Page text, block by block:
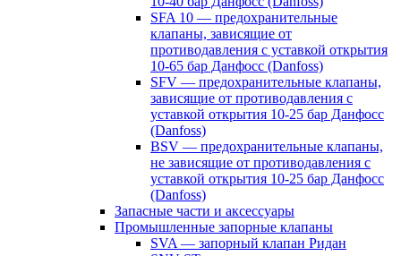
SFA 10 — предохранительные
клапаны, зависящие от
противодавления с уставкой открытия
10-65 бар Данфосс (Danfoss)
SFV — предохранительные клапаны,
зависящие от противодавления с
уставкой открытия 10-25 бар Данфосс
(Danfoss)
BSV — предохранительные клапаны,
не зависящие от противодавления с
уставкой открытия 10-25 бар Данфосс
(Danfoss)
Запасные части и аксессуары
Промышленные запорные клапаны
SVA — запорный клапан Ридан